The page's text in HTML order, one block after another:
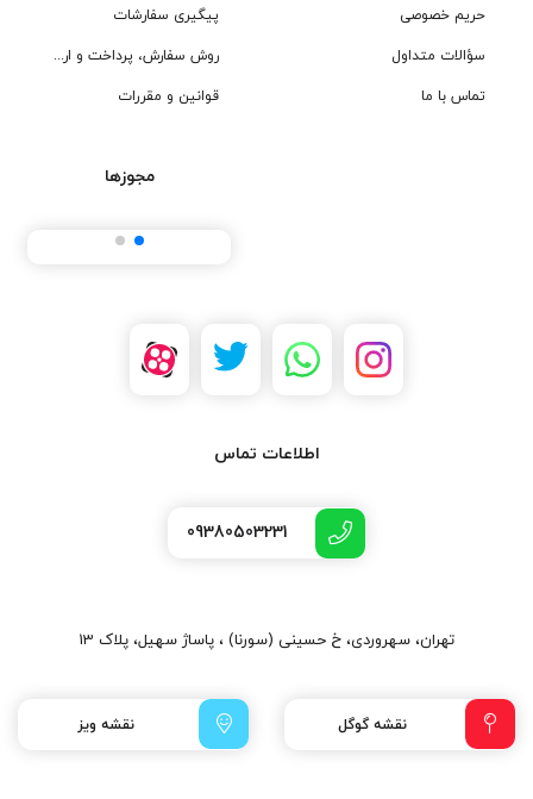
حریم خصوصی
سؤالات متداول
تماس با ما
پیگیری سفارشات
روش سفارش، پرداخت و ارسال
قوانین و مقررات
مجوزها
اطلاعات تماس
09380503231
تهران، سهروردی، خ حسینی (سورنا) ، پاساژ سهیل، پلاک 13
نقشه گوگل نقشه ویز